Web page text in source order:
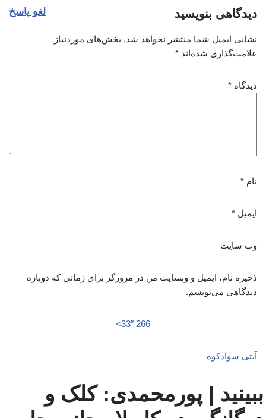
دیدگاهی بنویسید لغو پاسخ
نشانی ایمیل شما منتشر نخواهد شد. بخش‌های موردنیاز
علامت‌گذاری شده‌اند *
دیدگاه *
نام *
ایمیل *
وب‌ سایت
ذخیره نام، ایمیل و وبسایت من در مرورگر برای زمانی که دوباره
دیدگاهی می‌نویسم.
266 33″>
آیتی سوادکوه
ببینید | پورمحمدی: کلک و